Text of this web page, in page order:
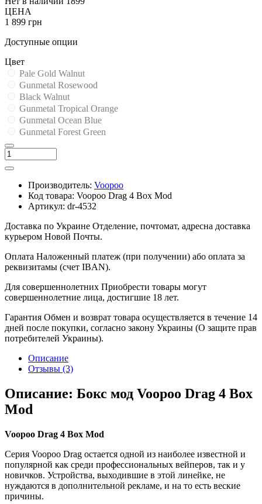
ЦЕНА
1 899 грн
Доступные опции
Цвет
Pale Gold Walnut
Gunmetal Rosewood
Black Walnut
Gunmetal Tropical Orange
Gunmetal Ocean Blue
Gunmetal Forest Green
Производитель: Voopoo
Код товара: Voopoo Drag 4 Box Mod
Артикул: dr-4532
Доставка по Украине Отделение, почтомат, адресна доставка
курьером Новой Почты.
Оплата Наложенный платеж (при получении) або оплата за
реквизитамы (счет IBAN).
Для совершеннолетних Приобрести товары могут
совершеннолетние лица, достигшие 18 лет.
Гарантия Обмен и возврат товара осуществляется в течение 14
дней после покупки, согласно закону Украины (О защите прав
потребителей Украины).
Описание
Отзывы (3)
Описание: Бокс мод Voopoo Drag 4 Box
Mod
Voopoo Drag 4 Box Mod
Серия Voopoo Drag остается одной из наиболее известной и
популярной как среди профессиональных вейперов, так и у
новичков. Устройства, выходившие в этой линейке, не
нуждаются в дополнительной рекламе, и на то есть веские
причины.